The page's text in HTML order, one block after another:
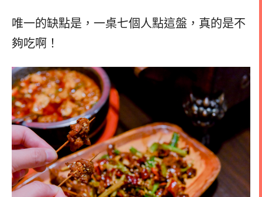
唯一的缺點是，一桌七個人點這盤，真的是不
夠吃啊！